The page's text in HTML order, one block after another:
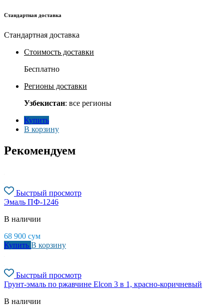
Стандартная доставка
Стандартная доставка
Стоимость доставки
Бесплатно
Регионы доставки
Узбекистан: все регионы
Купить
В корзину
Рекомендуем
Быстрый просмотр
Эмаль ПФ-1246
В наличии
68 900 сум
Купить В корзину
Быстрый просмотр
Грунт-эмаль по ржавчине Elcon 3 в 1, красно-коричневый
В наличии